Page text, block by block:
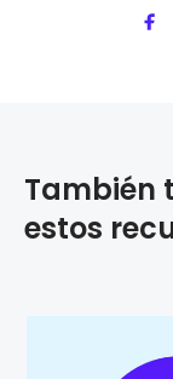
También
estos